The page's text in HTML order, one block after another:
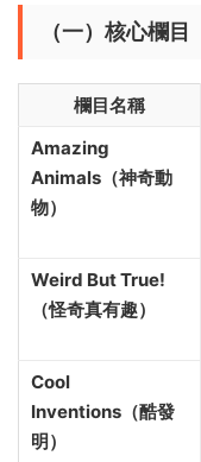
（一）核心欄目
欄目名稱
Amazing
Animals（神奇動
物）
Weird But True!
（怪奇真有趣）
Cool
Inventions（酷發
明）